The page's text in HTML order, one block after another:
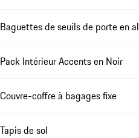
Baguettes de seuils de porte en
Pack Intérieur Accents en Noir
Couvre-coffre à bagages fixe
Tapis de sol